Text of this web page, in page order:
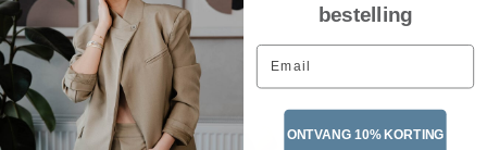
Recente artikelen
bestelling
Email
ONTVANG 10% KORTING